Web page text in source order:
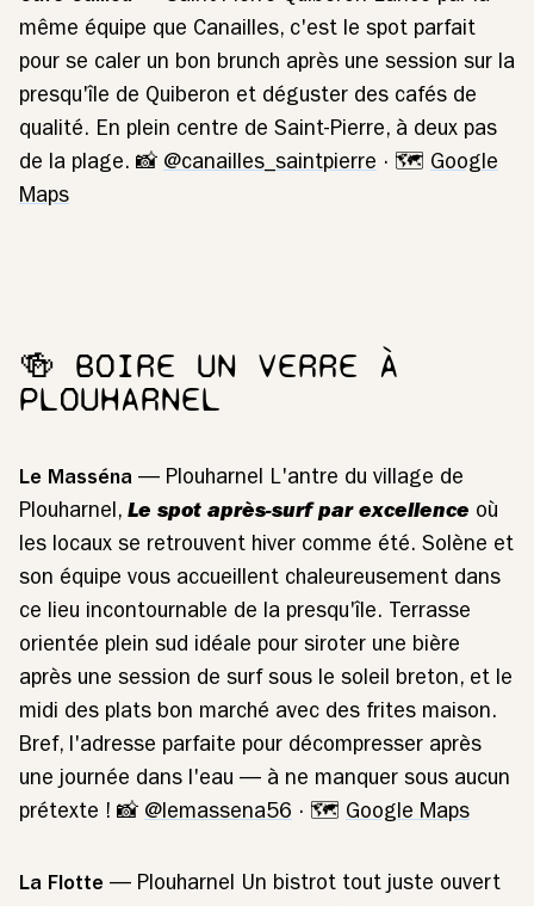
même équipe que Canailles, c'est le spot parfait
pour se caler un bon brunch après une session sur la
presqu'île de Quiberon et déguster des cafés de
qualité. En plein centre de Saint-Pierre, à deux pas
de la plage. 📸 @canailles_saintpierre · 🗺️ Google
Maps
🍻 BOIRE UN VERRE À
PLOUHARNEL
Le Masséna — Plouharnel L'antre du village de
Plouharnel, Le spot après-surf par excellence où
les locaux se retrouvent hiver comme été. Solène et
son équipe vous accueillent chaleureusement dans
ce lieu incontournable de la presqu'île. Terrasse
orientée plein sud idéale pour siroter une bière
après une session de surf sous le soleil breton, et le
midi des plats bon marché avec des frites maison.
Bref, l'adresse parfaite pour décompresser après
une journée dans l'eau — à ne manquer sous aucun
prétexte ! 📸 @lemassena56 · 🗺️ Google Maps
La Flotte — Plouharnel Un bistrot tout juste ouvert